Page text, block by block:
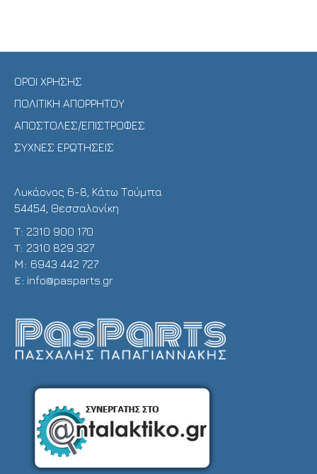
ΟΡΟΙ ΧΡΗΣΗΣ
ΠΟΛΙΤΙΚΗ ΑΠΟΡΡΗΤΟΥ
ΑΠΟΣΤΟΛΕΣ/ΕΠΙΣΤΡΟΦΕΣ
ΣΥΧΝΕΣ ΕΡΩΤΗΣΕΙΣ
Λυκάονος 6-8, Κάτω Τούμπα
54454, Θεσσαλονίκη
Τ: 2310 900 170
T: 2310 829 327
Μ: 6943 442 727
E: info@pasparts.gr